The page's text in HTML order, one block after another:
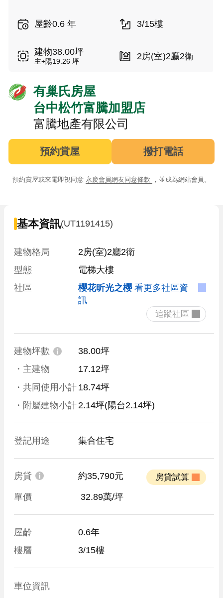
屋齡0.6 年 3/15樓
建物38.00坪
主+陽19.26 坪 2房(室)2廳2衛
有巢氏房屋
台中松竹富騰加盟店
富騰地產有限公司
預約賞屋 撥打電話
預約賞屋或來電即視同意 永慶會員網友同意條款 ，並成為網站會員。
基本資訊(UT1191415)
建物格局
2房(室)2廳2衛
型態
電梯大樓
社區
櫻花昕光之櫻 看更多社區資
訊
建物坪數
38.00坪
・主建物
17.12坪
・共同使用小計 18.74坪
・附屬建物小計 2.14坪(陽台2.14坪)
登記用途 集合住宅
房貸 約35,790元
單價 32.89萬/坪
屋齡
0.6年
樓層
3/15樓
車位資訊